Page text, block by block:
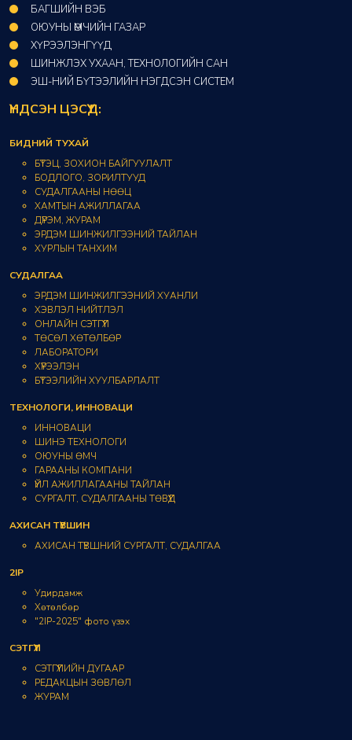
БАГШИЙН ВЭБ
ОЮУНЫ ӨМЧИЙН ГАЗАР​
ХҮРЭЭЛЭНГҮҮД​
ШИНЖЛЭХ УХААН, ТЕХНОЛОГИЙН САН​
ЭШ-НИЙ БҮТЭЭЛИЙН НЭГДСЭН СИСТЕМ
ҮНДСЭН ЦЭСҮҮД:
БИДНИЙ ТУХАЙ
БҮТЭЦ, ЗОХИОН БАЙГУУЛАЛТ
БОДЛОГО, ЗОРИЛТУУД
СУДАЛГААНЫ НӨӨЦ
ХАМТЫН АЖИЛЛАГАА
ДҮРЭМ, ЖУРАМ
ЭРДЭМ ШИНЖИЛГЭЭНИЙ ТАЙЛАН
ХУРЛЫН ТАНХИМ
СУДАЛГАА
ЭРДЭМ ШИНЖИЛГЭЭНИЙ ХУАНЛИ
ХЭВЛЭЛ НИЙТЛЭЛ
ОНЛАЙН СЭТГҮҮЛ
ТӨСӨЛ ХӨТӨЛБӨР
ЛАБОРАТОРИ
ХҮРЭЭЛЭН
БҮТЭЭЛИЙН ХУУЛБАРЛАЛТ
ТЕХНОЛОГИ, ИННОВАЦИ
ИННОВАЦИ
ШИНЭ ТЕХНОЛОГИ
ОЮУНЫ ӨМЧ
ГАРААНЫ КОМПАНИ
ҮЙЛ АЖИЛЛАГААНЫ ТАЙЛАН
СУРГАЛТ, СУДАЛГААНЫ ТӨВҮҮД
АХИСАН ТҮВШИН
АХИСАН ТҮВШНИЙ СУРГАЛТ, СУДАЛГАА
2IP
Удирдамж
Хөтөлбөр
"2IP-2025" фото үзэх
СЭТГҮҮЛ
СЭТГҮҮЛИЙН ДУГААР
РЕДАКЦЫН ЗӨВЛӨЛ
ЖУРАМ